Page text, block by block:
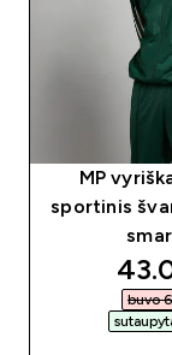
MP
sportinis
buvo